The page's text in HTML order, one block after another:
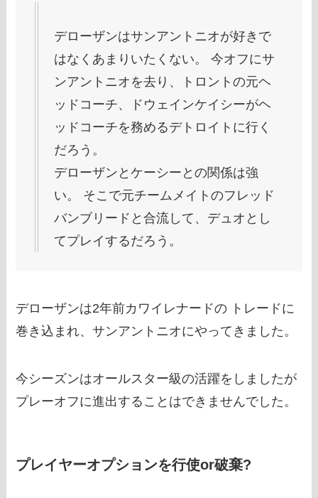
デローザンはサンアントニオが好きで
はなくあまりいたくない。 今オフにサ
ンアントニオを去り、トロントの元ヘ
ッドコーチ、ドウェインケイシーがヘ
ッドコーチを務めるデトロイトに行く
だろう。
デローザンとケーシーとの関係は強
い。 そこで元チームメイトのフレッド
バンブリードと合流して、デュオとし
てプレイするだろう。
デローザンは2年前カワイレナードの トレードに
巻き込まれ、サンアントニオにやってきました。
今シーズンはオールスター級の活躍をしましたが
プレーオフに進出することはできませんでした。
プレイヤーオプションを行使or破棄?